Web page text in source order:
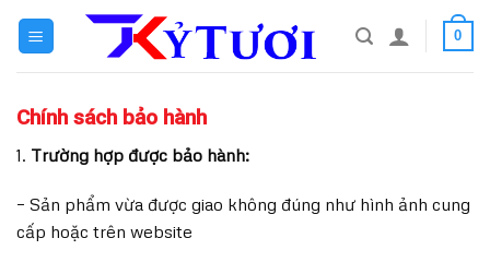
content
0
Chính sách bảo hành
1. Trường hợp được bảo hành:
– Sản phẩm vừa được giao không đúng như hình ảnh cung
cấp hoặc trên website